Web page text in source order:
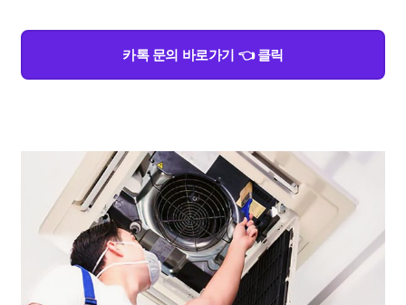
카톡 문의 바로가기 👈 클릭